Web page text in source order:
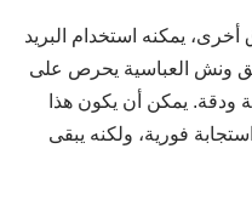
يمكنه استخدام البريد
ونش العباسية يحرص على
ودقة. يمكن أن يكون هذا
فورية، ولكنه يبقى